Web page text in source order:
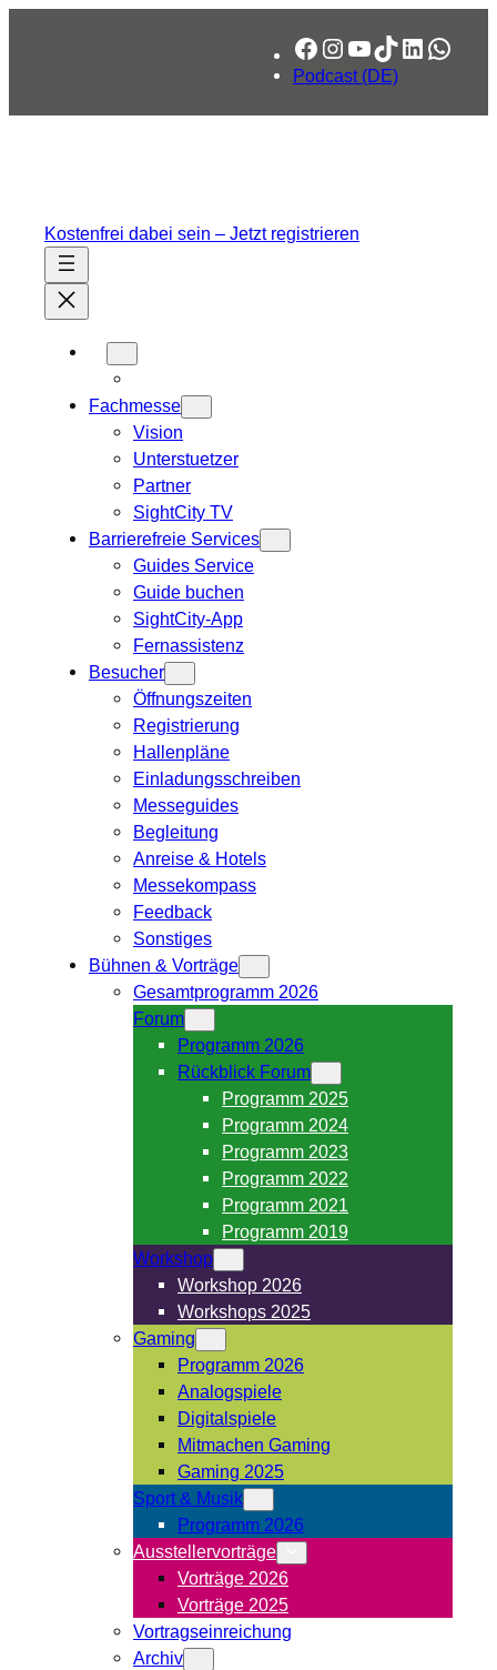
Facebook
Instagram
YouTube
TikTok
LinkedIn
Podcast (DE)
Kostenfrei dabei sein – Jetzt registrieren
Fachmesse
Vision
Unterstuetzer
Partner
SightCity TV
Barrierefreie Services
Guides Service
Guide buchen
SightCity-App
Fernassistenz
Besucher
Öffnungszeiten
Registrierung
Hallenpläne
Einladungsschreiben
Messeguides
Begleitung
Anreise & Hotels
Messekompass
Feedback
Sonstiges
Bühnen & Vorträge
Gesamtprogramm 2026
Forum
Programm 2026
Rückblick Forum
Programm 2025
Programm 2024
Programm 2023
Programm 2022
Programm 2021
Programm 2019
Workshop
Workshop 2026
Workshops 2025
Gaming
Programm 2026
Analogspiele
Digitalspiele
Mitmachen Gaming
Gaming 2025
Sport & Musik
Programm 2026
Ausstellervorträge
Vorträge 2026
Vorträge 2025
Vortragseinreichung
Archiv